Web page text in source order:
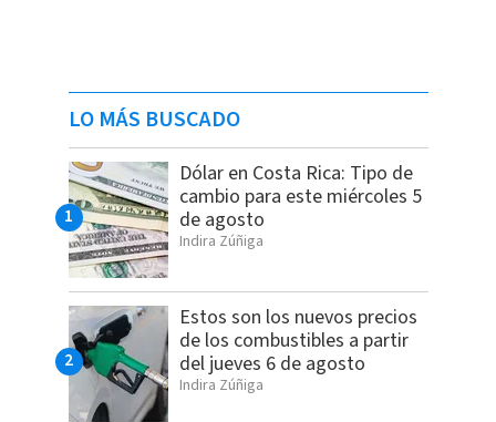
LO MÁS BUSCADO
Dólar en Costa Rica: Tipo de
cambio para este miércoles 5
de agosto
Indira Zúñiga
Estos son los nuevos precios
de los combustibles a partir
del jueves 6 de agosto
Indira Zúñiga